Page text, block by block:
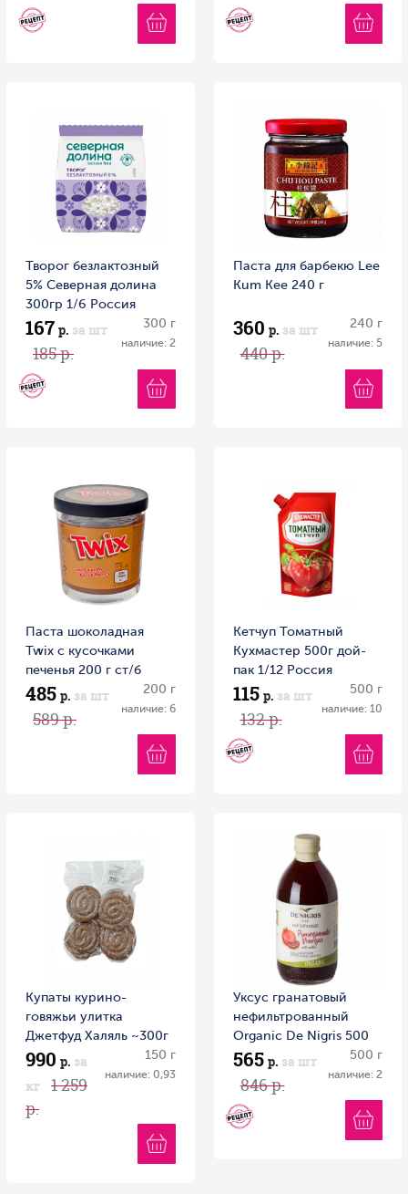
Творог безлактозный
5% Северная долина
300гр 1/6 Россия
167 р. за шт
185 р.
300 г
наличие: 2
Паста для барбекю Lee
Kum Kee 240 г
360 р. за шт
440 р.
240 г
наличие: 5
Паста шоколадная
Twix с кусочками
печенья 200 г ст/б
485 р. за шт
589 р.
200 г
наличие: 6
Кетчуп Томатный
Кухмастер 500г дой-
пак 1/12 Россия
115 р. за шт
132 р.
500 г
наличие: 10
Купаты курино-
говяжьи улитка
Джетфуд Халяль ~300г
Россия
990 р. за
кг
1 259
р.
150 г
наличие: 0,93
Уксус гранатовый
нефильтрованный
Organic Dе Nigris 500
мл 1/6
565 р. за шт
846 р.
500 г
наличие: 2